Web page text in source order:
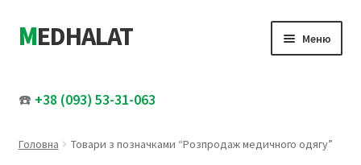
Перейти
до
Перейти
до MEDHALAT Меню
меню
☎️ +38 (093) 53-31-063
Головна Товари з позначками “Розпродаж медичного одягу”